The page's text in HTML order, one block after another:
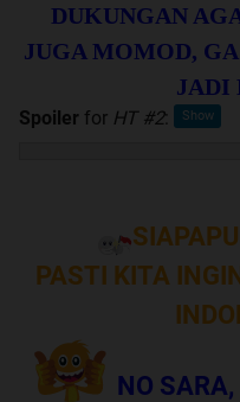
DUKUNGAN
JUGA MOMOD,
JADI
Spoiler for HT #2:
PASTI KITA
NO